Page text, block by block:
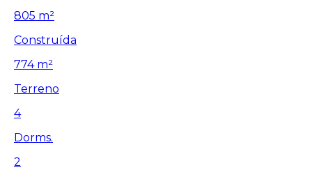
805 m²
Construída
774 m²
Terreno
4
Dorms.
2